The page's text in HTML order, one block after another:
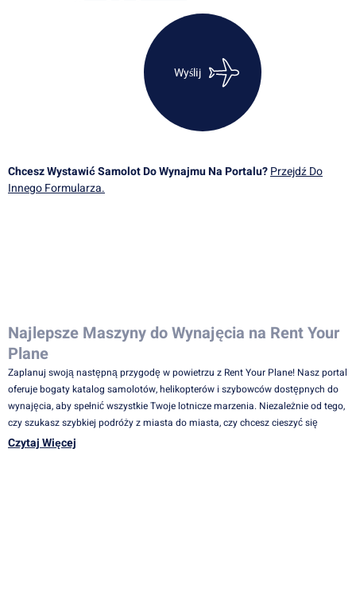
Wyślij
Chcesz Wystawić Samolot Do Wynajmu Na Portalu?Przejdź Do
Innego Formularza.
Najlepsze Maszyny do Wynajęcia na Rent Your
Plane
Zaplanuj swoją następną przygodę w powietrzu z Rent Your Plane! Nasz portal
oferuje bogaty katalog samolotów, helikopterów i szybowców dostępnych do
wynajęcia, aby spełnić wszystkie Twoje lotnicze marzenia. Niezależnie od tego,
czy szukasz szybkiej podróży z miasta do miasta, czy chcesz cieszyć się
spokojnym lotem nad malowniczymi krajobrazami, mamy idealną maszynę
Czytaj Więcej